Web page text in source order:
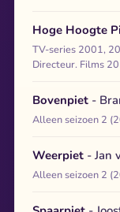
Hoge Hoogte
TV-series 2001,
Directeur. Films
Bovenpiet -
Alleen seizoen 2
Weerpiet - Jan
Alleen seizoen 2